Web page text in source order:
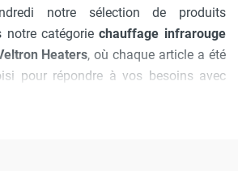
notre sélection de produits
notre catégorie chauffage infrarouge
Heaters, où chaque article a été
pour répondre à vos besoins avec